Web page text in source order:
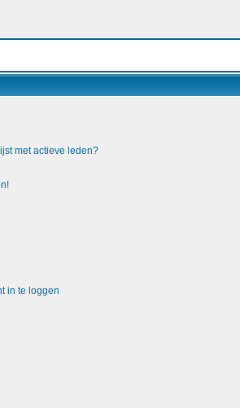
met actieve leden?
in te loggen